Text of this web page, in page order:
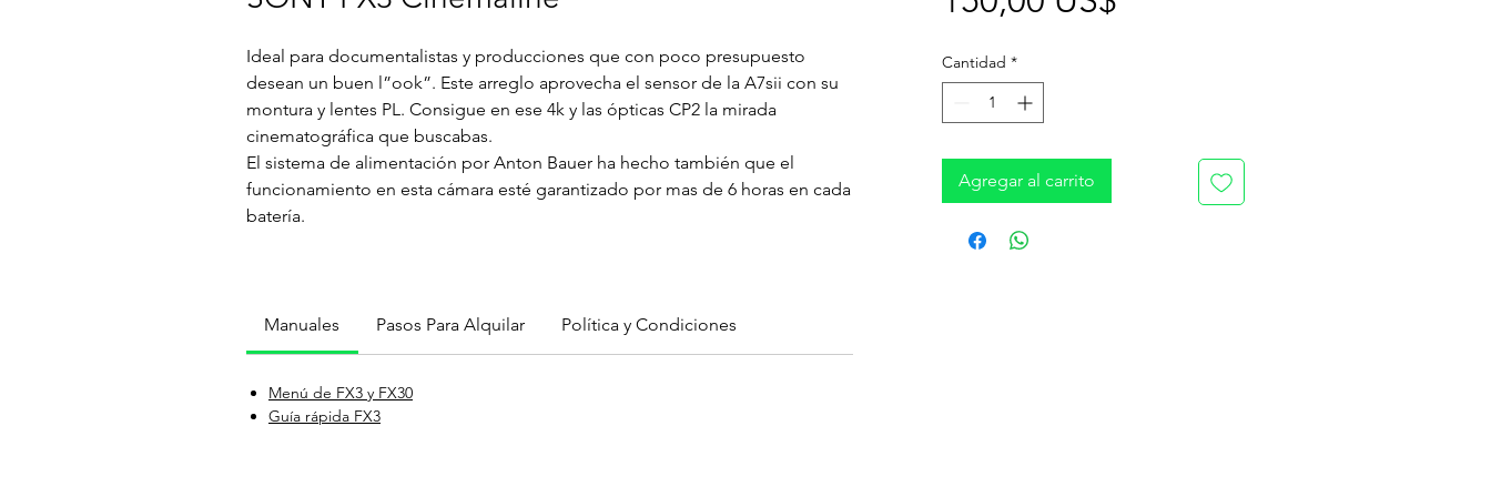
Ideal para documentalistas y producciones que con poco presupuesto
desean un buen l”ook”. Este arreglo aprovecha el sensor de la A7sii con su
montura y lentes PL. Consigue en ese 4k y las ópticas CP2 la mirada
cinematográfica que buscabas.
El sistema de alimentación por Anton Bauer ha hecho también que el
funcionamiento en esta cámara esté garantizado por mas de 6 horas en cada
batería.
Manuales Pasos Para Alquilar Política y Condiciones
Menú de FX3 y FX30
Guía rápida FX3
Cantidad *
Agregar al carrito